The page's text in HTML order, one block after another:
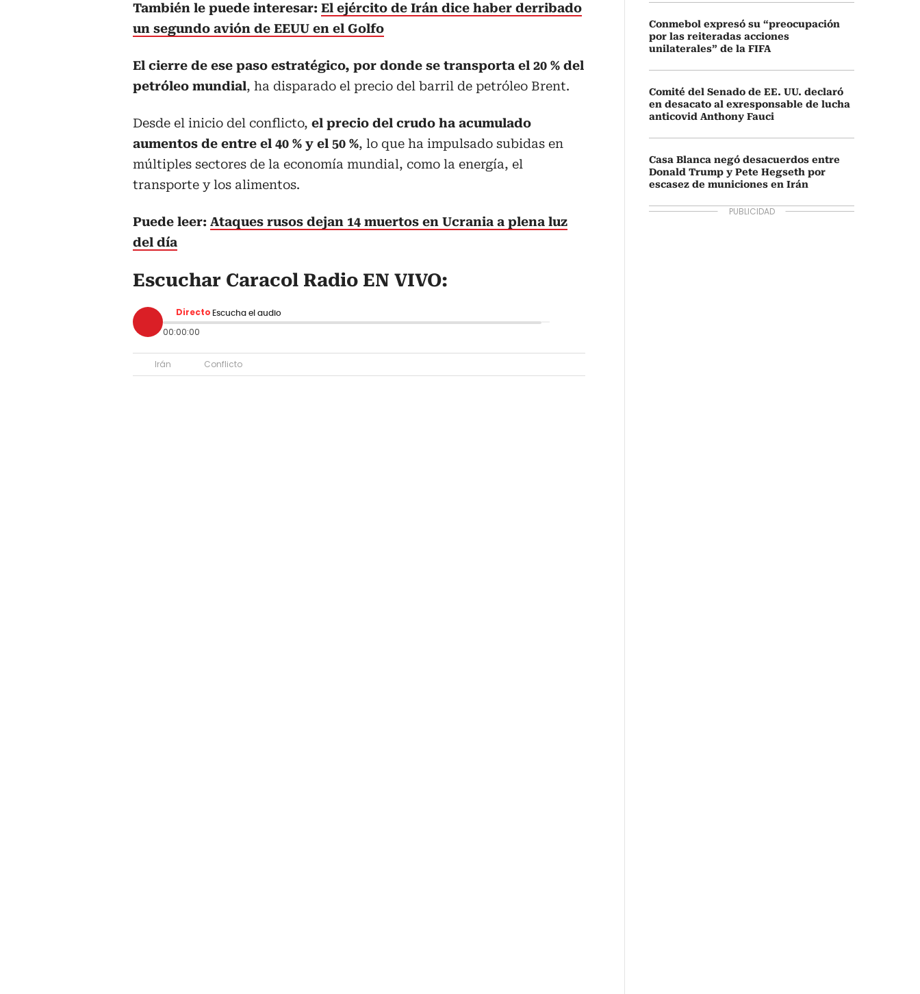
También le puede interesar: El ejército de Irán dice haber derribado
un segundo avión de EEUU en el Golfo
El cierre de ese paso estratégico, por donde se transporta el 20 % del
petróleo mundial, ha disparado el precio del barril de petróleo Brent.
Desde el inicio del conflicto, el precio del crudo ha acumulado
aumentos de entre el 40 % y el 50 %, lo que ha impulsado subidas en
múltiples sectores de la economía mundial, como la energía, el
transporte y los alimentos.
Puede leer: Ataques rusos dejan 14 muertos en Ucrania a plena luz
del día
Escuchar Caracol Radio EN VIVO:
Directo Escucha el audio
00:00:00
Irán Conflicto
Conmebol expresó su “preocupación
por las reiteradas acciones
unilaterales” de la FIFA
Comité del Senado de EE. UU. declaró
en desacato al exresponsable de lucha
anticovid Anthony Fauci
Casa Blanca negó desacuerdos entre
Donald Trump y Pete Hegseth por
escasez de municiones en Irán